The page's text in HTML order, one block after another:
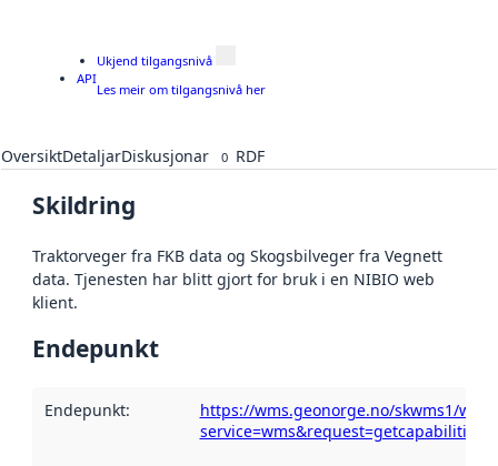
API
Ukjend tilgangsnivå
Les meir om tilgangsnivå her
OversiktDetaljarDiskusjonar 0 RDF
Skildring
Traktorveger fra FKB data og Skogsbilveger fra Vegnett
data. Tjenesten har blitt gjort for bruk i en NIBIO web
klient.
Endepunkt
Endepunkt:
https://wms.geonorge.no/skwms1/
service=wms&request=getcapabilities